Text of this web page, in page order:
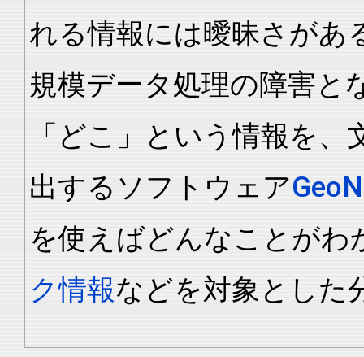
れる情報には曖昧さがあ
規模データ処理の障害と
「どこ」という情報を
出するソフトウェア
を使えばどんなことが
ク情報などを対象とした